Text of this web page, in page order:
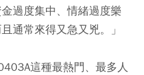
過度集中、情緒過度樂
通常來得又急又兇。」
這種最熱門、最多人